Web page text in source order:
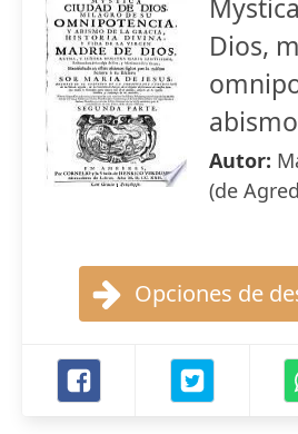
Dios,
Autor:
(de
Opciones de